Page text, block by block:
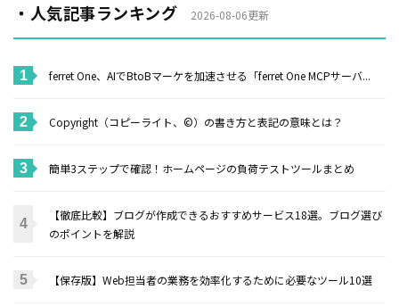
・人気記事ランキング 2026-08-06更新
ferret One、AIでBtoBマーケを加速させる「ferret One MCPサーバ...
Copyright（コピーライト、©）の書き方と表記の意味とは？
簡単3ステップで確認！ホームページの負荷テストツールまとめ
【徹底比較】ブログが作成できるおすすめサービス18選。ブログ選び
のポイントを解説
【保存版】Web担当者の業務を効率化するために必要なツール10選